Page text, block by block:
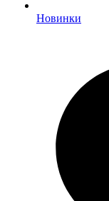
Новинки